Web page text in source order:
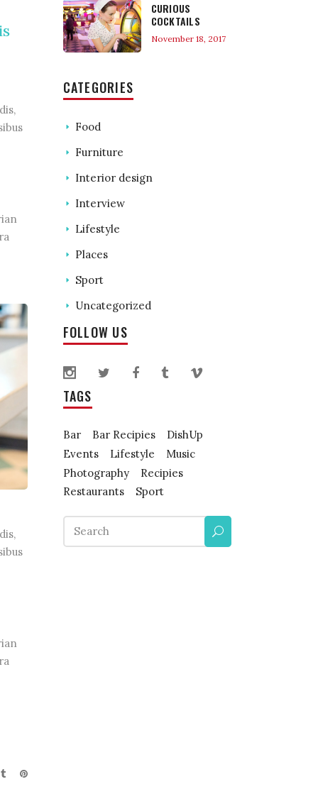
CURIOUS
COCKTAILS
November 18, 2017
CATEGORIES
Food
Furniture
Interior design
Interview
Lifestyle
Places
Sport
Uncategorized
FOLLOW US
TAGS
Bar Bar Recipies
DishUp
Events
Lifestyle
Music
Photography
Recipies
Restaurants
Sport
Search
for: